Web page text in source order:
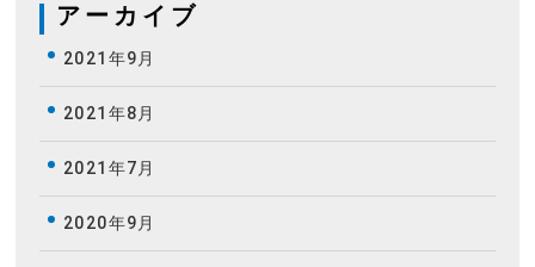
アーカイブ
2021年9月
2021年8月
2021年7月
2020年9月